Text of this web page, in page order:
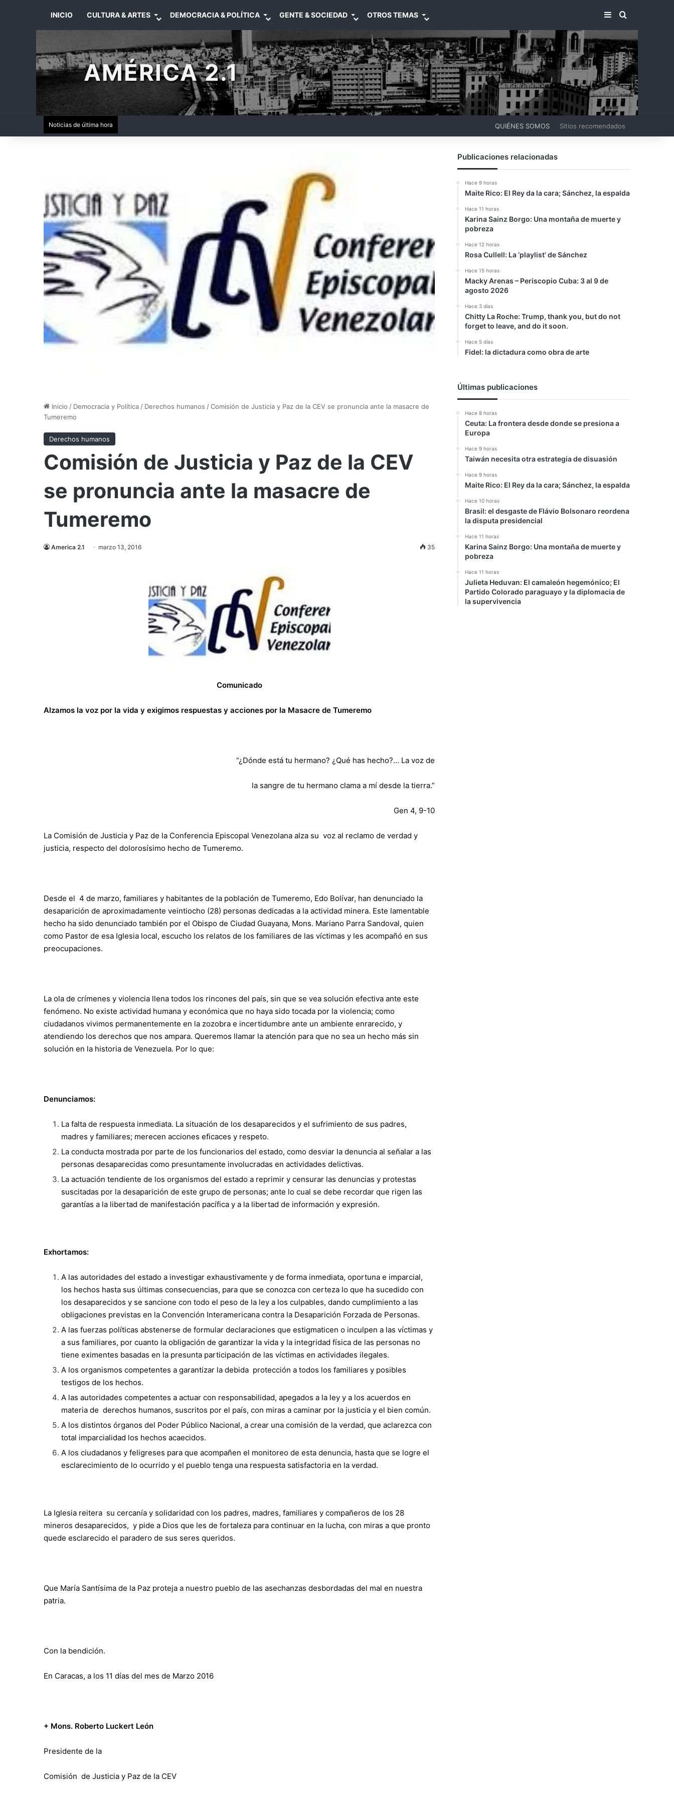
INICIO CULTURA & ARTES DEMOCRACIA & POLÍTICA GENTE & SOCIEDAD OTROS TEMAS BARRA LATERAL
BUSCAR
AMÉRICA 2.1
Noticias de última hora QUIÉNES SOMOS Sitios recomendados
Inicio / Democracia y Política / Derechos humanos /Comisión de Justicia y Paz de la CEV se pronuncia ante la masacre de
Tumeremo
Derechos humanos
Comisión de Justicia y Paz de la CEV
se pronuncia ante la masacre de
Tumeremo
America 2.1 marzo 13, 2016 35
Comunicado
Alzamos la voz por la vida y exigimos respuestas y acciones por la Masacre de Tumeremo
“¿Dónde está tu hermano? ¿Qué has hecho?… La voz de
la sangre de tu hermano clama a mí desde la tierra.”
Gen 4, 9-10
La Comisión de Justicia y Paz de la Conferencia Episcopal Venezolana alza su voz al reclamo de verdad y
justicia, respecto del dolorosísimo hecho de Tumeremo.
Desde el 4 de marzo, familiares y habitantes de la población de Tumeremo, Edo Bolívar, han denunciado la
desaparición de aproximadamente veintiocho (28) personas dedicadas a la actividad minera. Este lamentable
hecho ha sido denunciado también por el Obispo de Ciudad Guayana, Mons. Mariano Parra Sandoval, quien
como Pastor de esa Iglesia local, escucho los relatos de los familiares de las víctimas y les acompañó en sus
preocupaciones.
La ola de crímenes y violencia llena todos los rincones del país, sin que se vea solución efectiva ante este
fenómeno. No existe actividad humana y económica que no haya sido tocada por la violencia; como
ciudadanos vivimos permanentemente en la zozobra e incertidumbre ante un ambiente enrarecido, y
atendiendo los derechos que nos ampara. Queremos llamar la atención para que no sea un hecho más sin
solución en la historia de Venezuela. Por lo que:
Denunciamos:
La falta de respuesta inmediata. La situación de los desaparecidos y el sufrimiento de sus padres,
madres y familiares; merecen acciones eficaces y respeto.
La conducta mostrada por parte de los funcionarios del estado, como desviar la denuncia al señalar a las
personas desaparecidas como presuntamente involucradas en actividades delictivas.
La actuación tendiente de los organismos del estado a reprimir y censurar las denuncias y protestas
suscitadas por la desaparición de este grupo de personas; ante lo cual se debe recordar que rigen las
garantías a la libertad de manifestación pacífica y a la libertad de información y expresión.
Exhortamos:
A las autoridades del estado a investigar exhaustivamente y de forma inmediata, oportuna e imparcial,
los hechos hasta sus últimas consecuencias, para que se conozca con certeza lo que ha sucedido con
los desaparecidos y se sancione con todo el peso de la ley a los culpables, dando cumplimiento a las
obligaciones previstas en la Convención Interamericana contra la Desaparición Forzada de Personas.
A las fuerzas políticas abstenerse de formular declaraciones que estigmaticen o inculpen a las víctimas y
a sus familiares, por cuanto la obligación de garantizar la vida y la integridad física de las personas no
tiene eximentes basadas en la presunta participación de las víctimas en actividades ilegales.
A los organismos competentes a garantizar la debida protección a todos los familiares y posibles
testigos de los hechos.
A las autoridades competentes a actuar con responsabilidad, apegados a la ley y a los acuerdos en
materia de derechos humanos, suscritos por el país, con miras a caminar por la justicia y el bien común.
A los distintos órganos del Poder Público Nacional, a crear una comisión de la verdad, que aclarezca con
total imparcialidad los hechos acaecidos.
A los ciudadanos y feligreses para que acompañen el monitoreo de esta denuncia, hasta que se logre el
esclarecimiento de lo ocurrido y el pueblo tenga una respuesta satisfactoria en la verdad.
La Iglesia reitera su cercanía y solidaridad con los padres, madres, familiares y compañeros de los 28
mineros desaparecidos, y pide a Dios que les de fortaleza para continuar en la lucha, con miras a que pronto
quede esclarecido el paradero de sus seres queridos.
Que María Santísima de la Paz proteja a nuestro pueblo de las asechanzas desbordadas del mal en nuestra
patria.
Con la bendición.
En Caracas, a los 11 días del mes de Marzo 2016
+ Mons. Roberto Luckert León
Presidente de la
Comisión de Justicia y Paz de la CEV
Publicaciones relacionadas
Hace 9 horas
Maite Rico: El Rey da la cara; Sánchez, la espalda
Hace 11 horas
Karina Sainz Borgo: Una montaña de muerte y
pobreza
Hace 12 horas
Rosa Cullell: La ‘playlist’ de Sánchez
Hace 15 horas
Macky Arenas – Periscopio Cuba: 3 al 9 de
agosto 2026
Hace 3 días
Chitty La Roche: Trump, thank you, but do not
forget to leave, and do it soon.
Hace 5 días
Fidel: la dictadura como obra de arte
Últimas publicaciones
Hace 8 horas
Ceuta: La frontera desde donde se presiona a
Europa
Hace 9 horas
Taiwán necesita otra estrategia de disuasión
Hace 9 horas
Maite Rico: El Rey da la cara; Sánchez, la espalda
Hace 10 horas
Brasil: el desgaste de Flávio Bolsonaro reordena
la disputa presidencial
Hace 11 horas
Karina Sainz Borgo: Una montaña de muerte y
pobreza
Hace 11 horas
Julieta Heduvan: El camaleón hegemónico; El
Partido Colorado paraguayo y la diplomacia de
la supervivencia